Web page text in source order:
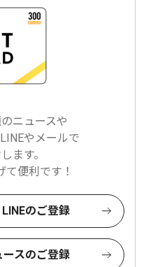
ニュースや
やメールで
ます。
便利です！
のご登録
スのご登録